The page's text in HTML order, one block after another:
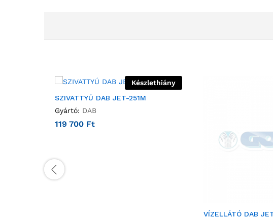
Készlethiány
SZIVATTYÚ DAB JET-251M
Gyártó: DAB
119 700 Ft
VÍZELLÁTÓ DAB